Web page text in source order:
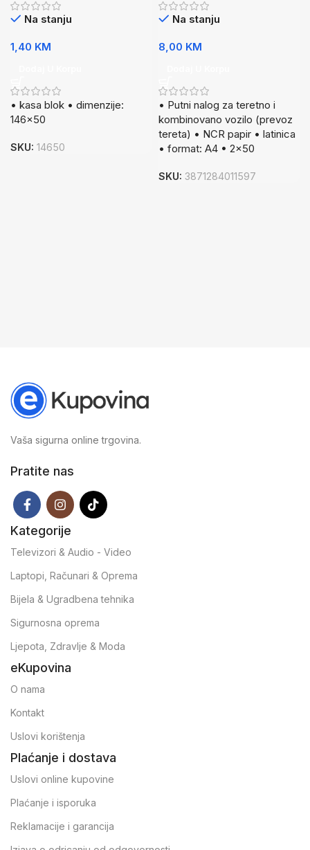
Na stanju
1,40 KM
• kasa blok • dimenzije:
146×50
SKU: 14650
Na stanju
8,00 KM
• Putni nalog za teretno i
kombinovano vozilo (prevoz
tereta) • NCR papir • latinica
• format: A4 • 2×50
SKU: 3871284011597
Vaša sigurna online trgovina.
Pratite nas
Kategorije
Televizori & Audio - Video
Laptopi, Računari & Oprema
Bijela & Ugradbena tehnika
Sigurnosna oprema
Ljepota, Zdravlje & Moda
eKupovina
O nama
Kontakt
Uslovi korištenja
Plaćanje i dostava
Uslovi online kupovine
Plaćanje i isporuka
Reklamacije i garancija